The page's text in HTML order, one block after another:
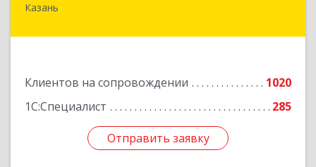
Казань
Клиентов на сопровождении
1020
1С:Специалист
285
Отправить заявку
420088, Татарстан Респ, Казань г, Победы пр-
Отправить заявку